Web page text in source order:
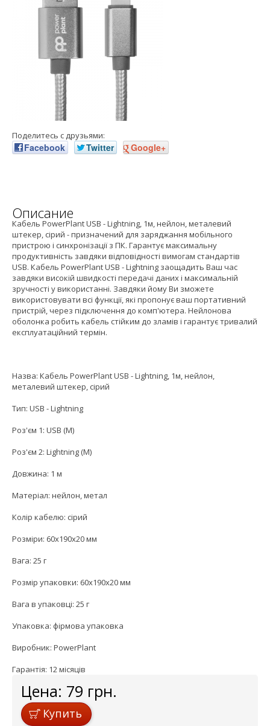
Поделитесь с друзьями:
Facebook Twitter Google+
Описание
Кабель PowerPlant USB - Lightning, 1м, нейлон, металевий
штекер, сірий - призначений для заряджання мобільного
пристрою і синхронізації з ПК. Гарантує максимальну
продуктивність завдяки відповідності вимогам стандартів
USB. Кабель PowerPlant USB - Lightning заощадить Ваш час
завдяки високій швидкості передачі даних і максимальній
зручності у використанні. Завдяки йому Ви зможете
використовувати всі функції, які пропонує ваш портативний
пристрій, через підключення до комп'ютера. Нейлонова
оболонка робить кабель стійким до зламів і гарантує тривалий
експлуатаційний термін.
Назва: Кабель PowerPlant USB - Lightning, 1м, нейлон,
металевий штекер, сірий
Тип: USB - Lightning
Роз'єм 1: USB (M)
Роз'єм 2: Lightning (M)
Довжина: 1 м
Матеріал: нейлон, метал
Колір кабелю: сірий
Розміри: 60х190х20 мм
Вага: 25 г
Розмір упаковки: 60х190х20 мм
Вага в упаковці: 25 г
Упаковка: фірмова упаковка
Виробник: PowerPlant
Гарантія: 12 місяців
Цена: 79 грн.
Купить